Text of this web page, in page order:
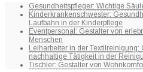
Gesundheitspfleger: Wichtige
Kinderkrankenschwester:
Laufbahn in der Kinderpflege
Eventpersonal: Gestalter von
Menschen
Leiharbeiter in der
nachhaltige Tätigkeit in der
Tischler: Gestalter von